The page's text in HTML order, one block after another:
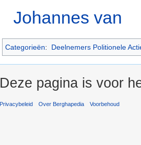
Johannes van
Categorieën: Deelnemers Politionele
Deze pagina is voor
Privacybeleid Over Berghapedia Voorbehoud